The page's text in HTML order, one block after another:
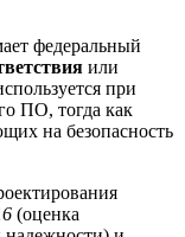
федеральный
или
при
ПО, тогда как
на безопасность
(оценка